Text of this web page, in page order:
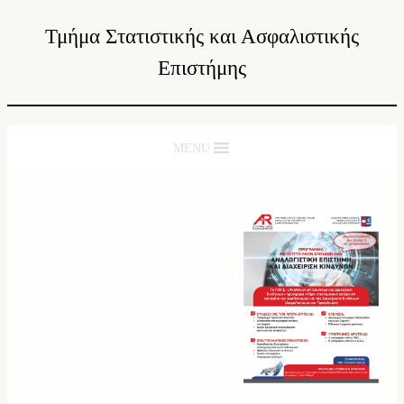
Τμήμα Στατιστικής και Ασφαλιστικής
Επιστήμης
MENU